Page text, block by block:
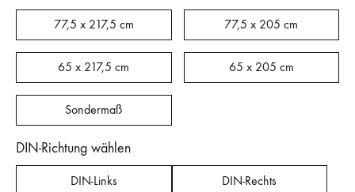
77,5 x 217,5 cm 77,5 x 205 cm
65 x 217,5 cm 65 x 205 cm
Sondermaß
DIN-Richtung wählen
DIN-Links DIN-Rechts